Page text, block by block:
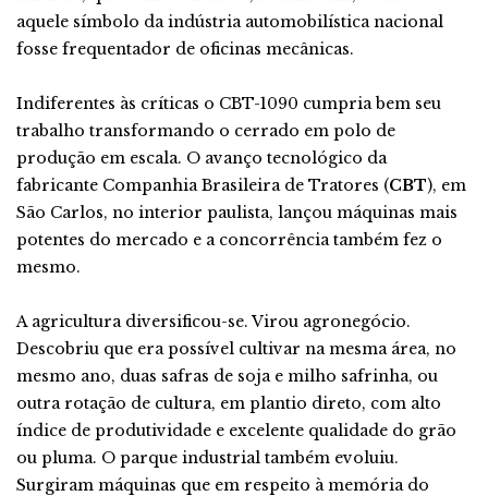
aquele símbolo da indústria automobilística nacional
fosse frequentador de oficinas mecânicas.
Indiferentes às críticas o CBT-1090 cumpria bem seu
trabalho transformando o cerrado em polo de
produção em escala. O avanço tecnológico da
fabricante Companhia Brasileira de Tratores (CBT), em
São Carlos, no interior paulista, lançou máquinas mais
potentes do mercado e a concorrência também fez o
mesmo.
A agricultura diversificou-se. Virou agronegócio.
Descobriu que era possível cultivar na mesma área, no
mesmo ano, duas safras de soja e milho safrinha, ou
outra rotação de cultura, em plantio direto, com alto
índice de produtividade e excelente qualidade do grão
ou pluma. O parque industrial também evoluiu.
Surgiram máquinas que em respeito à memória do